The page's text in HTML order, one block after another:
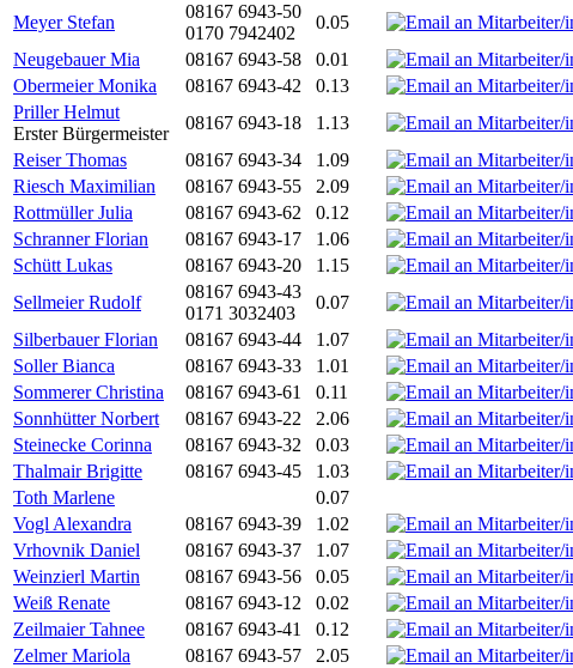
Meyer Stefan
08167 6943-50
0170 7942402
0.05
Neugebauer Mia
08167 6943-58 0.01
Obermeier Monika
08167 6943-42 0.13
Priller Helmut
Erster Bürgermeister
08167 6943-18 1.13
Reiser Thomas
08167 6943-34 1.09
Riesch Maximilian
08167 6943-55 2.09
Rottmüller Julia
08167 6943-62 0.12
Schranner Florian
08167 6943-17 1.06
Schütt Lukas
08167 6943-20 1.15
Sellmeier Rudolf
08167 6943-43
0171 3032403
0.07
Silberbauer Florian
08167 6943-44 1.07
Soller Bianca
08167 6943-33 1.01
Sommerer Christina
08167 6943-61 0.11
Sonnhütter Norbert
08167 6943-22 2.06
Steinecke Corinna
08167 6943-32 0.03
Thalmair Brigitte
08167 6943-45 1.03
Toth Marlene
0.07
Vogl Alexandra
08167 6943-39 1.02
Vrhovnik Daniel
08167 6943-37 1.07
Weinzierl Martin
08167 6943-56 0.05
Weiß Renate
08167 6943-12 0.02
Zeilmaier Tahnee
08167 6943-41 0.12
Zelmer Mariola
08167 6943-57 2.05